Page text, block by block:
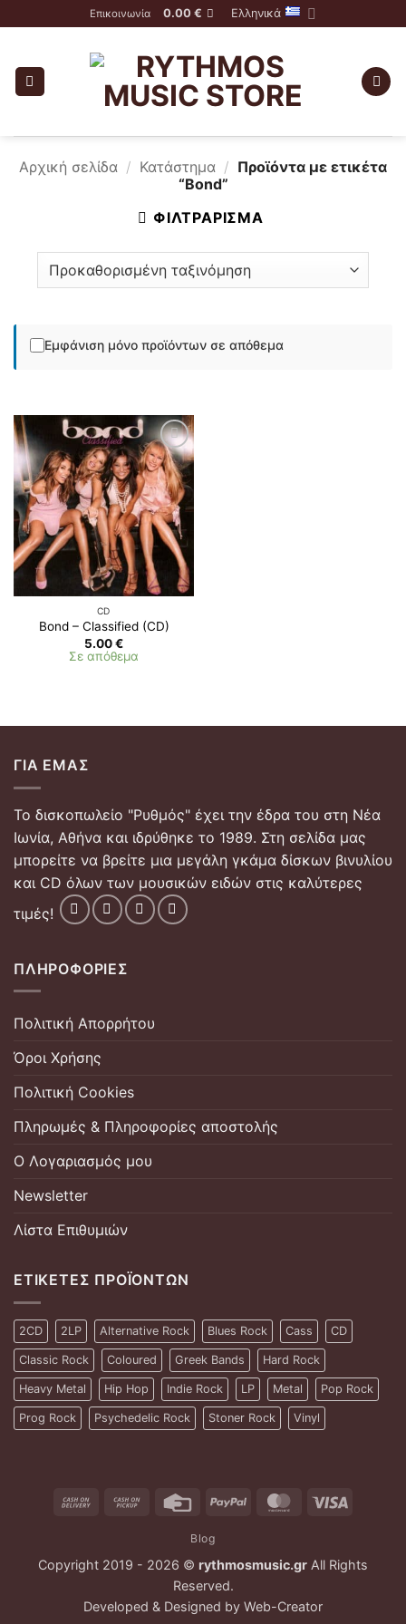
to
Επικοινωνία 0.00 € Ελληνικά
Αρχική σελίδα / Κατάστημα / Προϊόντα με ετικέτα
“Bond”
ΦΙΛΤΡΆΡΙΣΜΑ
Εμφάνιση μόνο προϊόντων σε απόθεμα
CD
Bond – Classified (CD)
5.00€
Σε απόθεμα
ΓΙΑ ΕΜΆΣ
Το δισκοπωλείο "Ρυθμός" έχει την έδρα του στη Νέα
Ιωνία, Αθήνα και ιδρύθηκε το 1989. Στη σελίδα μας
μπορείτε να βρείτε μια μεγάλη γκάμα δίσκων βινυλίου
και CD όλων των μουσικών ειδών στις καλύτερες
τιμές!
ΠΛΗΡΟΦΟΡΊΕΣ
Πολιτική Απορρήτου
Όροι Χρήσης
Πολιτική Cookies
Πληρωμές & Πληροφορίες αποστολής
Ο Λογαριασμός μου
Newsletter
Λίστα Επιθυμιών
ΕΤΙΚΈΤΕΣ ΠΡΟΪΌΝΤΩΝ
2CD 2LP Alternative Rock Blues Rock Cass CD
Classic Rock Coloured Greek Bands Hard Rock
Heavy Metal Hip Hop Indie Rock LP Metal Pop Rock
Prog Rock Psychedelic Rock Stoner Rock Vinyl
Cash
Cash
Credit
PayPal MasterCard
Blog
Copyright 2019 - 2026 © rythmosmusic.gr All Rights
Reserved.
Developed & Designed by Web-Creator